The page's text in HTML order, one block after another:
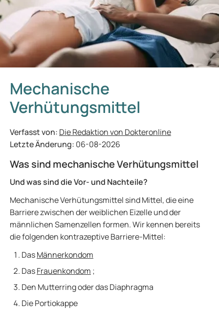
Mechanische
Verhütungsmittel
Verfasst von: Die Redaktion von Dokteronline
Letzte Änderung: 06-08-2026
Was sind mechanische Verhütungsmittel
Und was sind die Vor- und Nachteile?
Mechanische Verhütungsmittel sind Mittel, die eine
Barriere zwischen der weiblichen Eizelle und der
männlichen Samenzellen formen. Wir kennen bereits
die folgenden kontrazeptive Barriere-Mittel:
DasMännerkondom
DasFrauenkondom ;
Den Mutterring oder das Diaphragma
Die Portiokappe